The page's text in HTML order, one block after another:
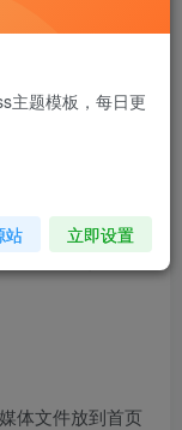
面。最好的选择
解决方法是缩小
体文件放到首页
主题模板，每日更
站 立即设置